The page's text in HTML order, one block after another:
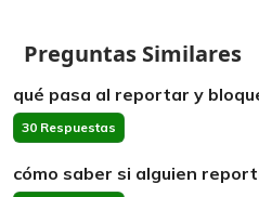
Preguntas Similares
qué pasa al reportar y
30 Respuestas
cómo saber si alguien